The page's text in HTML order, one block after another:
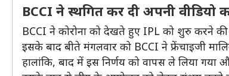
BCCI ने स्थगित कर दी अपनी वीडियो
BCCI ने कोरोना को देखते हुए IPL को शुरु करने
इसके बाद बीते मंगलवार को BCCI ने फ्रेंचाइजी
हालांकि, बाद में इस निर्णय को वापस ले लिया गया